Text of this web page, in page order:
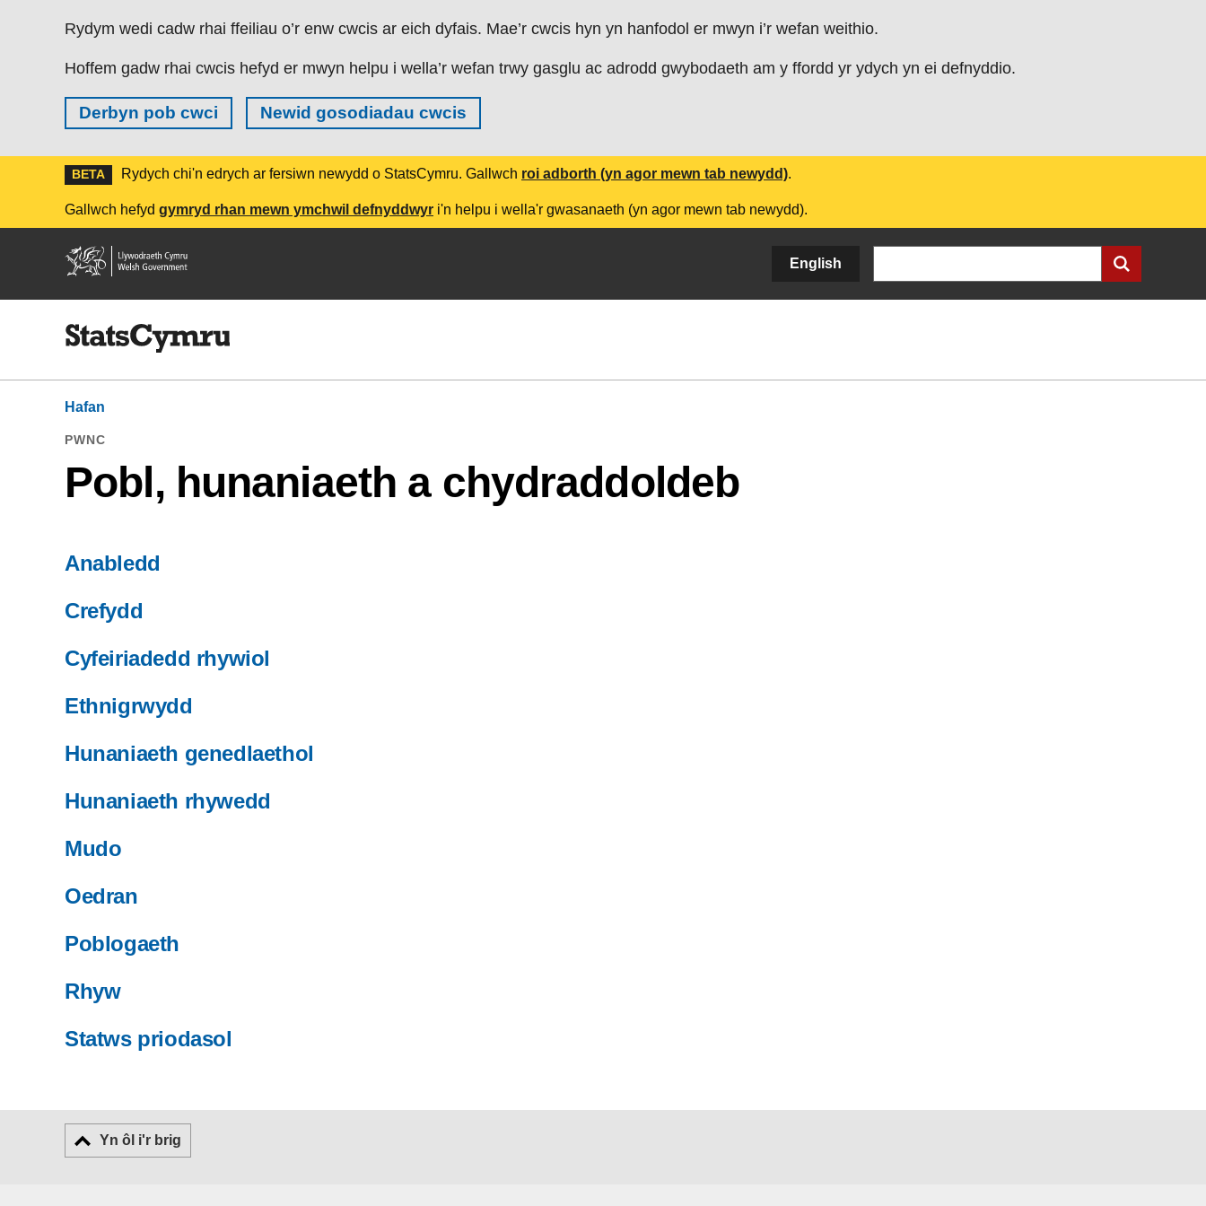
Skip to main content
Rydym wedi cadw rhai ffeiliau o’r enw cwcis ar eich dyfais. Mae’r cwcis hyn yn hanfodol er mwyn i’r wefan weithio.
Hoffem gadw rhai cwcis hefyd er mwyn helpu i wella’r wefan trwy gasglu ac adrodd gwybodaeth am y ffordd yr ydych yn ei defnyddio.
Derbyn pob cwci Newid gosodiadau cwcis
BETA Rydych chi'n edrych ar fersiwn newydd o StatsCymru. Gallwch roi adborth (yn agor mewn tab newydd).
Gallwch hefyd gymryd rhan mewn ymchwil defnyddwyr i'n helpu i wella'r gwasanaeth (yn agor mewn tab newydd).
Llywodraeth
Cymru
English
Hafan
PWNC
Pobl, hunaniaeth a chydraddoldeb
Anabledd
Crefydd
Cyfeiriadedd rhywiol
Ethnigrwydd
Hunaniaeth genedlaethol
Hunaniaeth rhywedd
Mudo
Oedran
Poblogaeth
Rhyw
Statws priodasol
Yn ôl i'r brig